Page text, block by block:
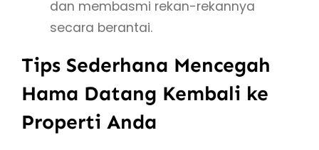
dan membasmi rekan-rekannya
secara berantai.
Tips Sederhana Mencegah
Hama Datang Kembali ke
Properti Anda